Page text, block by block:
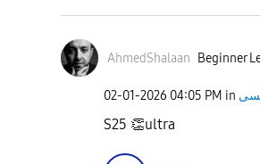
AhmedShalaan Beginner
‎02-01-2026 04:05 PM in
S25 👏ultra